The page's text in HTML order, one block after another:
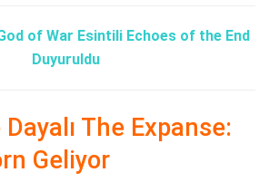
of War Esintili Echoes of the End
Duyuruldu
The Expanse:
Geliyor